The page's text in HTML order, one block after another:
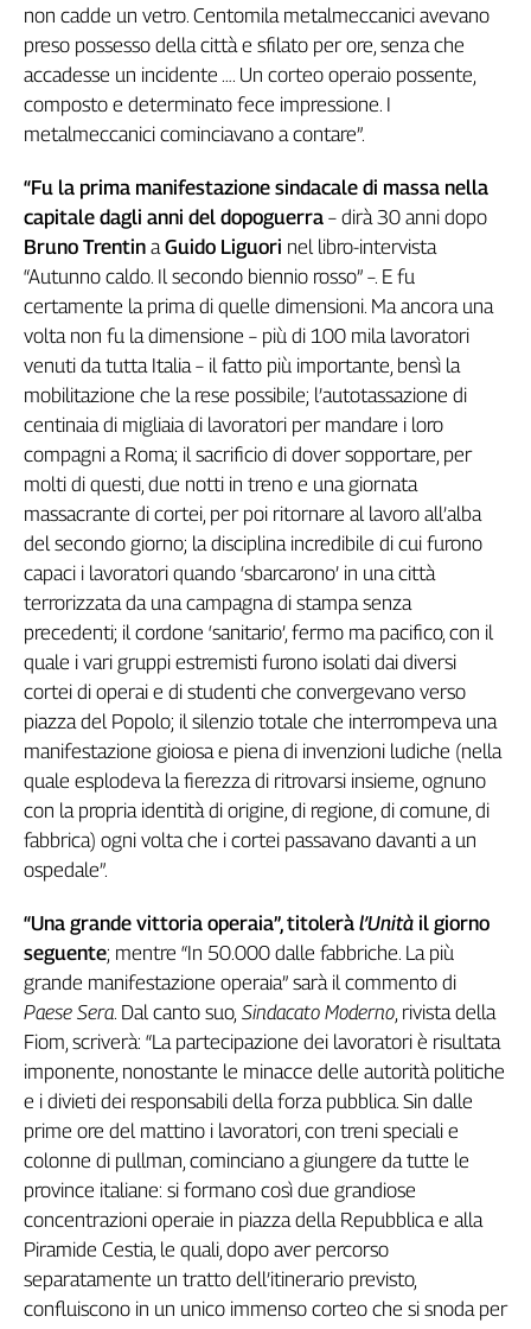
Basilicata
Calabria
Campania
Emilia-
Romagna
Venezia
Giulia
Lazio
Liguria
Lombardia
Marche
Piemonte
Puglia
Sardegna
Sicilia
Toscana
Trentino
Umbria
Valle
D'Aosta
Veneto
Archivio
1955-
2014
Cerca
La
redazione
Newsletter
Social
non cadde un vetro. Centomila metalmeccanici avevano
preso possesso della città e sfilato per ore, senza che
accadesse un incidente …. Un corteo operaio possente,
composto e determinato fece impressione. I
metalmeccanici cominciavano a contare”.
“Fu la prima manifestazione sindacale di massa nella
capitale dagli anni del dopoguerra – dirà 30 anni dopo
Bruno Trentin aGuido Liguori nel libro-intervista
“Autunno caldo. Il secondo biennio rosso” –. E fu
certamente la prima di quelle dimensioni. Ma ancora una
volta non fu la dimensione – più di 100 mila lavoratori
venuti da tutta Italia – il fatto più importante, bensì la
mobilitazione che la rese possibile; l’autotassazione di
centinaia di migliaia di lavoratori per mandare i loro
compagni a Roma; il sacrificio di dover sopportare, per
molti di questi, due notti in treno e una giornata
massacrante di cortei, per poi ritornare al lavoro all’alba
del secondo giorno; la disciplina incredibile di cui furono
capaci i lavoratori quando ‘sbarcarono’ in una città
terrorizzata da una campagna di stampa senza
precedenti; il cordone ‘sanitario’, fermo ma pacifico, con il
quale i vari gruppi estremisti furono isolati dai diversi
cortei di operai e di studenti che convergevano verso
piazza del Popolo; il silenzio totale che interrompeva una
manifestazione gioiosa e piena di invenzioni ludiche (nella
quale esplodeva la fierezza di ritrovarsi insieme, ognuno
con la propria identità di origine, di regione, di comune, di
fabbrica) ogni volta che i cortei passavano davanti a un
ospedale”.
“Una grande vittoria operaia”, titolerà l’Unità il giorno
seguente; mentre “In 50.000 dalle fabbriche. La più
grande manifestazione operaia” sarà il commento di
Paese Sera. Dal canto suo, Sindacato Moderno, rivista della
Fiom, scriverà: “La partecipazione dei lavoratori è risultata
imponente, nonostante le minacce delle autorità politiche
e i divieti dei responsabili della forza pubblica. Sin dalle
prime ore del mattino i lavoratori, con treni speciali e
colonne di pullman, cominciano a giungere da tutte le
province italiane: si formano così due grandiose
concentrazioni operaie in piazza della Repubblica e alla
Piramide Cestia, le quali, dopo aver percorso
separatamente un tratto dell’itinerario previsto,
confluiscono in un unico immenso corteo che si snoda per